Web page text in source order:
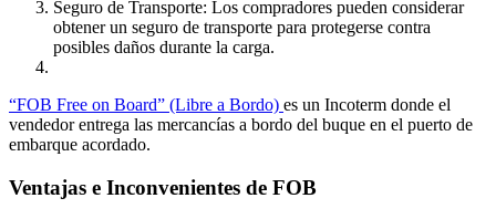
Seguro de Transporte: Los compradores pueden considerar
obtener un seguro de transporte para protegerse contra
posibles daños durante la carga.
“FOB Free on Board” (Libre a Bordo) es un Incoterm donde el
vendedor entrega las mercancías a bordo del buque en el puerto de
embarque acordado.
Ventajas e Inconvenientes de FOB